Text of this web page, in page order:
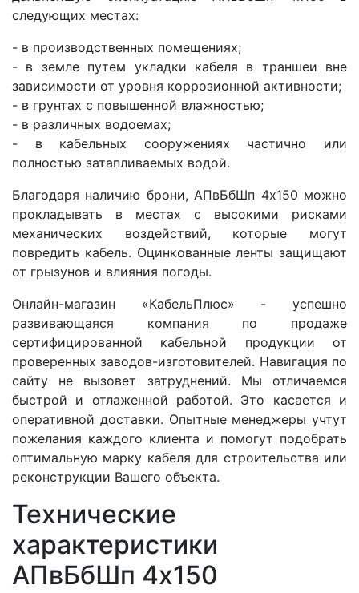
следующих местах:
- в производственных помещениях;
- в земле путем укладки кабеля в траншеи вне
зависимости от уровня коррозионной активности;
- в грунтах с повышенной влажностью;
- в различных водоемах;
- в кабельных сооружениях частично или
полностью затапливаемых водой.
Благодаря наличию брони, АПвБбШп 4x150 можно
прокладывать в местах с высокими рисками
механических воздействий, которые могут
повредить кабель. Оцинкованные ленты защищают
от грызунов и влияния погоды.
Онлайн-магазин «КабельПлюс» - успешно
развивающаяся компания по продаже
сертифицированной кабельной продукции от
проверенных заводов-изготовителей. Навигация по
сайту не вызовет затруднений. Мы отличаемся
быстрой и отлаженной работой. Это касается и
оперативной доставки. Опытные менеджеры учтут
пожелания каждого клиента и помогут подобрать
оптимальную марку кабеля для строительства или
реконструкции Вашего объекта.
Технические
характеристики
АПвБбШп 4x150